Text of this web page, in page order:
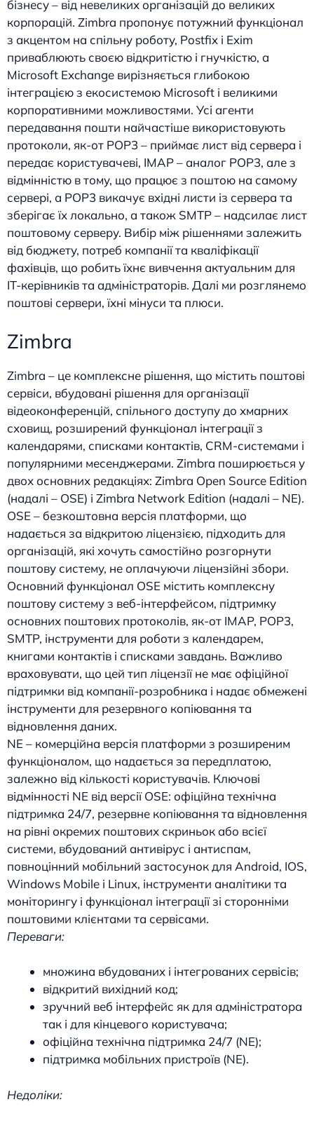
бізнесу – від невеликих організацій до великих
корпорацій. Zimbra пропонує потужний функціонал
з акцентом на спільну роботу, Postfix і Exim
приваблюють своєю відкритістю і гнучкістю, а
Microsoft Exchange вирізняється глибокою
інтеграцією з екосистемою Microsoft і великими
корпоративними можливостями. Усі агенти
передавання пошти найчастіше використовують
протоколи, як-от POP3 – приймає лист від сервера і
передає користувачеві, IMAP – аналог POP3, але з
відмінністю в тому, що працює з поштою на самому
сервері, а POP3 викачує вхідні листи із сервера та
зберігає їх локально, а також SMTP – надсилає лист
поштовому серверу. Вибір між рішеннями залежить
від бюджету, потреб компанії та кваліфікації
фахівців, що робить їхнє вивчення актуальним для
IT-керівників та адміністраторів. Далі ми розглянемо
поштові сервери, їхні мінуси та плюси.
Zimbra
Zimbra – це комплексне рішення, що містить поштові
сервіси, вбудовані рішення для організації
відеоконференцій, спільного доступу до хмарних
сховищ, розширений функціонал інтеграції з
календарями, списками контактів, CRM-системами і
популярними месенджерами. Zimbra поширюється у
двох основних редакціях: Zimbra Open Source Edition
(надалі – OSE) і Zimbra Network Edition (надалі – NE).
OSE – безкоштовна версія платформи, що
надається за відкритою ліцензією, підходить для
організацій, які хочуть самостійно розгорнути
поштову систему, не оплачуючи ліцензійні збори.
Основний функціонал OSE містить комплексну
поштову систему з веб-інтерфейсом, підтримку
основних поштових протоколів, як-от IMAP, POP3,
SMTP, інструменти для роботи з календарем,
книгами контактів і списками завдань. Важливо
враховувати, що цей тип ліцензії не має офіційної
підтримки від компанії-розробника і надає обмежені
інструменти для резервного копіювання та
відновлення даних.
NE – комерційна версія платформи з розширеним
функціоналом, що надається за передплатою,
залежно від кількості користувачів. Ключові
відмінності NE від версії OSE: офіційна технічна
підтримка 24/7, резервне копіювання та відновлення
на рівні окремих поштових скриньок або всієї
системи, вбудований антивірус і антиспам,
повноцінний мобільний застосунок для Android, IOS,
Windows Mobile і Linux, інструменти аналітики та
моніторингу і функціонал інтеграції зі сторонніми
поштовими клієнтами та сервісами.
Переваги:
множина вбудованих і інтегрованих сервісів;
відкритий вихідний код;
зручний веб інтерфейс як для адміністратора
так і для кінцевого користувача;
офіційна технічна підтримка 24/7 (NE);
підтримка мобільних пристроїв (NE).
Недоліки: